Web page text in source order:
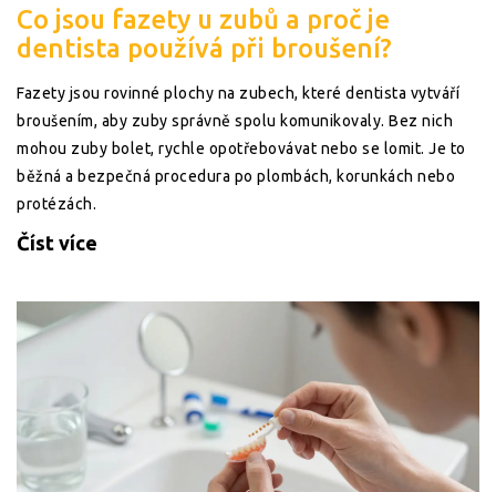
Co jsou fazety u zubů a proč je
dentista používá při broušení?
Fazety jsou rovinné plochy na zubech, které dentista vytváří
broušením, aby zuby správně spolu komunikovaly. Bez nich
mohou zuby bolet, rychle opotřebovávat nebo se lomit. Je to
běžná a bezpečná procedura po plombách, korunkách nebo
protézách.
Číst více